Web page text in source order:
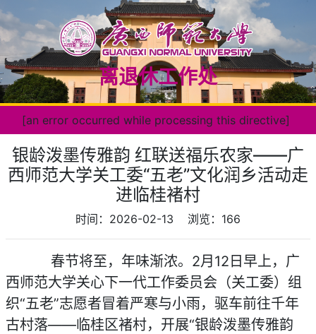
离退休工作处
[an error occurred while processing this directive]
银龄泼墨传雅韵 红联送福乐农家——广
西师范大学关工委“五老”文化润乡活动走
进临桂褚村
时间：2026-02-13 浏览： 166
春节将至，年味渐浓。2月12日早上，广
西师范大学关心下一代工作委员会（关工委）组
织“五老”志愿者冒着严寒与小雨，驱车前往千年
古村落——临桂区褚村，开展“银龄泼墨传雅韵